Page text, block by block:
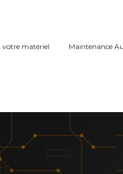
votre matériel Maintenance